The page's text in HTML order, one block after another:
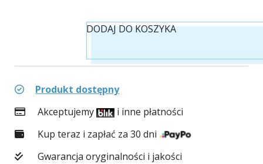
DODAJ DO KOSZYKA
Produkt dostępny
Akceptujemy
i inne płatności
Kup teraz i zapłać za 30 dni
Gwarancja oryginalności i jakości